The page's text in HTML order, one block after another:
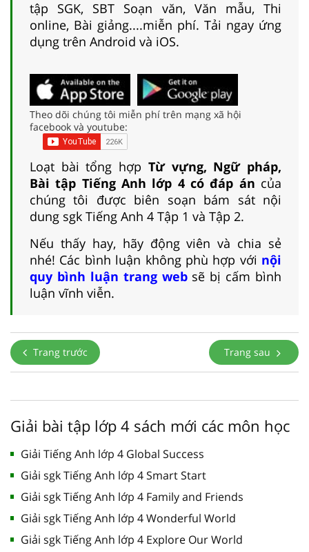
tập SGK, SBT Soạn văn, Văn mẫu, Thi
online, Bài giảng....miễn phí. Tải ngay ứng
dụng trên Android và iOS.
Theo dõi chúng tôi miễn phí trên mạng xã hội
facebook và youtube:
Loạt bài tổng hợp Từ vựng, Ngữ pháp,
Bài tập Tiếng Anh lớp 4 có đáp án của
chúng tôi được biên soạn bám sát nội
dung sgk Tiếng Anh 4 Tập 1 và Tập 2.
Nếu thấy hay, hãy động viên và chia sẻ
nhé! Các bình luận không phù hợp với nội
quy bình luận trang websẽ bị cấm bình
luận vĩnh viễn.
Trang trước Trang sau
Giải bài tập lớp 4 sách mới các môn học
Giải Tiếng Anh lớp 4 Global Success
Giải sgk Tiếng Anh lớp 4 Smart Start
Giải sgk Tiếng Anh lớp 4 Family and Friends
Giải sgk Tiếng Anh lớp 4 Wonderful World
Giải sgk Tiếng Anh lớp 4 Explore Our World